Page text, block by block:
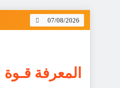
Skip
07/08/2026
المعرفة قـوة